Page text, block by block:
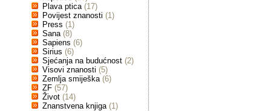
Plava ptica (17)
Povijest znanosti (1)
Press (1)
Sana (8)
Sapiens (6)
Sirius (6)
Sjećanja na budućnost (2)
Visovi znanosti (5)
Zemlja smiješka (6)
ZF (57)
Život (14)
Znanstvena knjiga (1)